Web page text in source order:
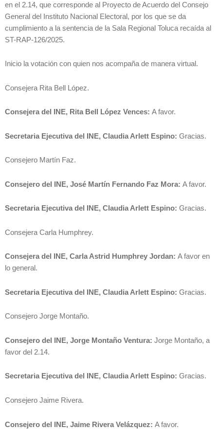
en el 2.14, que corresponde al Proyecto de Acuerdo del Consejo
General del Instituto Nacional Electoral, por los que se da
cumplimiento a la sentencia de la Sala Regional Toluca recaída al
ST-RAP-126/2025.
Inicio la votación con quien nos acompaña de manera virtual.
Consejera Rita Bell López.
Consejera del INE, Rita Bell López Vences: A favor.
Secretaria Ejecutiva del INE, Claudia Arlett Espino: Gracias.
Consejero Martín Faz.
Consejero del INE, José Martín Fernando Faz Mora: A favor.
Secretaria Ejecutiva del INE, Claudia Arlett Espino: Gracias.
Consejera Carla Humphrey.
Consejera del INE, Carla Astrid Humphrey Jordan: A favor en
lo general.
Secretaria Ejecutiva del INE, Claudia Arlett Espino: Gracias.
Consejero Jorge Montaño.
Consejero del INE, Jorge Montaño Ventura: Jorge Montaño, a
favor del 2.14.
Secretaria Ejecutiva del INE, Claudia Arlett Espino: Gracias.
Consejero Jaime Rivera.
Consejero del INE, Jaime Rivera Velázquez: A favor.